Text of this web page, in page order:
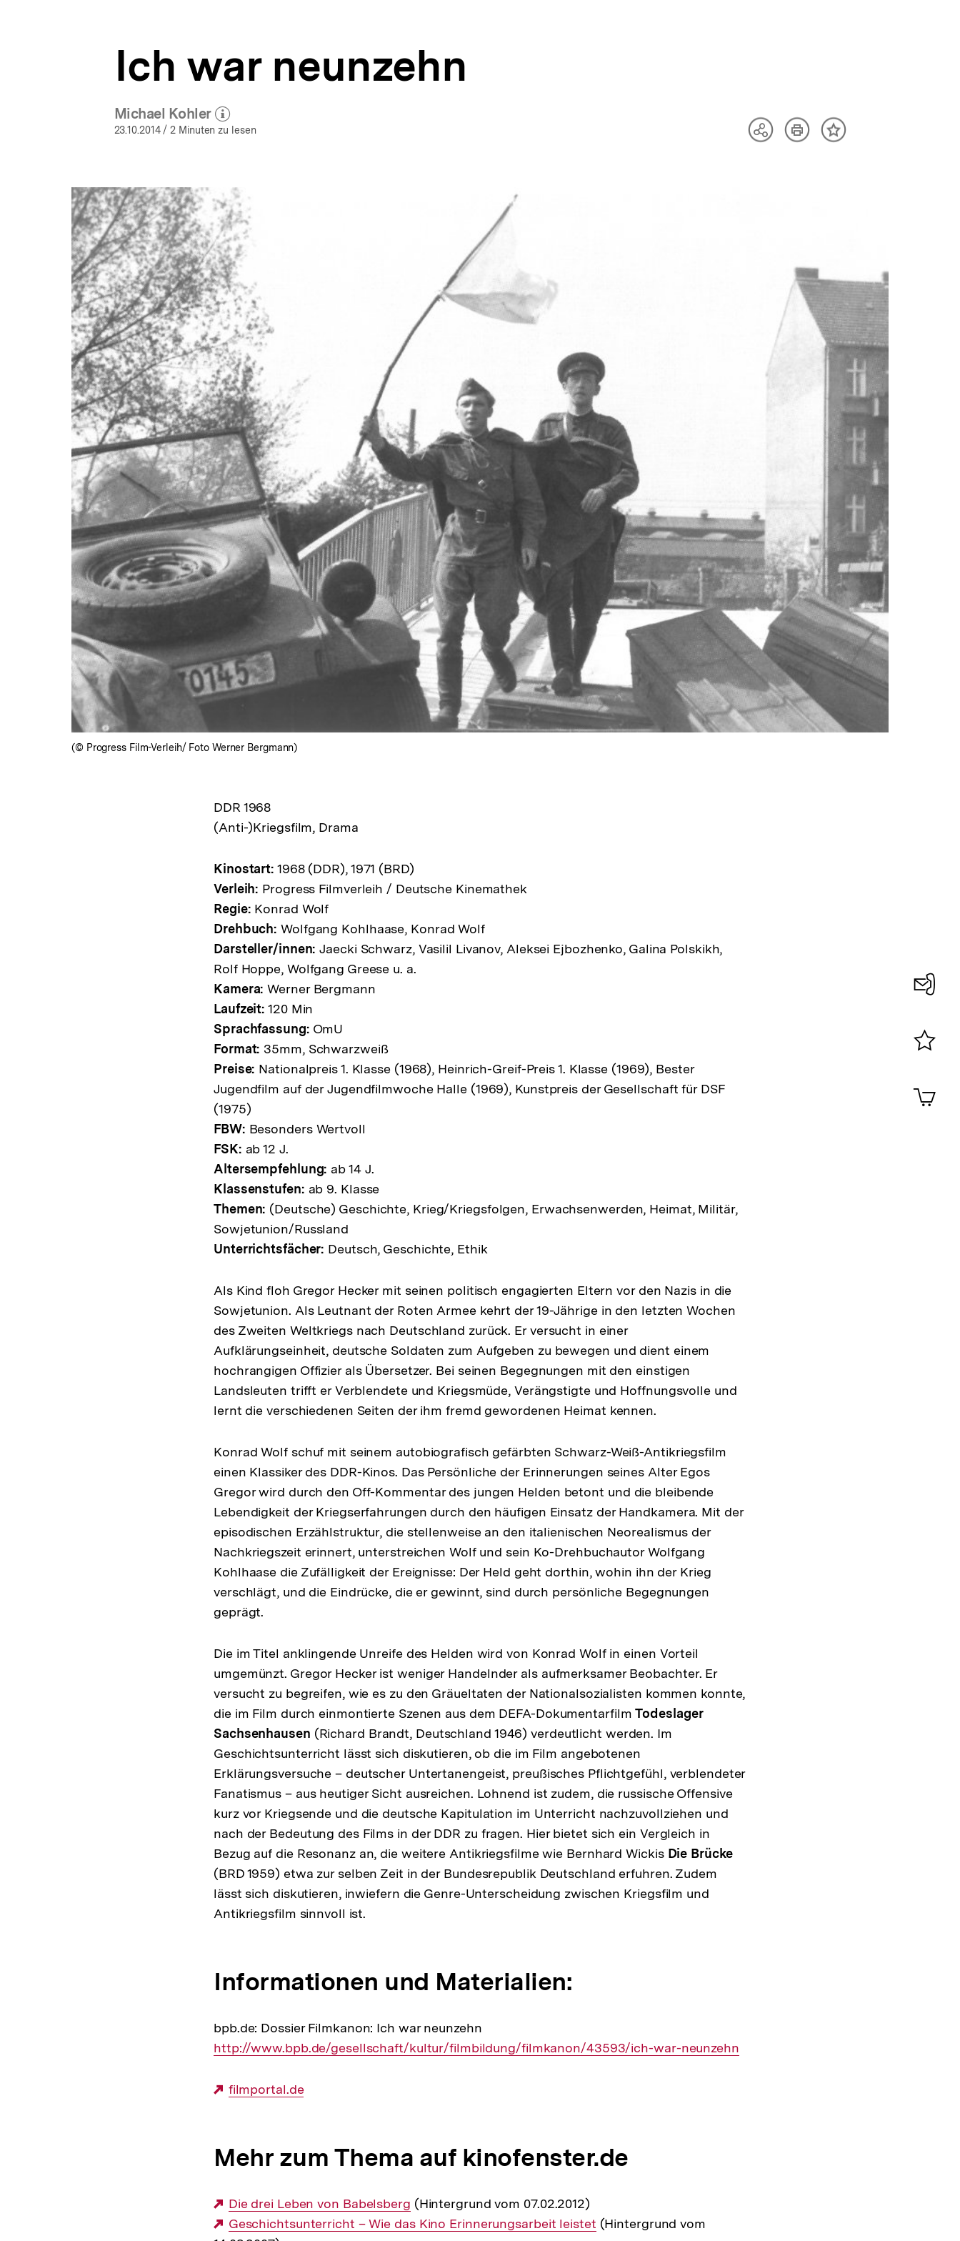
Ich war neunzehn
Michael Kohler
(Mehr zum Autor)
öffnen
23.10.2014/ 2 Minuten zu lesen
TeilenArtikelInhalt
(© Progress Film-Verleih/ Foto Werner Bergmann)
DDR 1968
(Anti-)Kriegsfilm, Drama
Kinostart: 1968 (DDR), 1971 (BRD)
Verleih: Progress Filmverleih / Deutsche Kinemathek
Regie: Konrad Wolf
Drehbuch: Wolfgang Kohlhaase, Konrad Wolf
Darsteller/innen: Jaecki Schwarz, Vasilil Livanov, Aleksei Ejbozhenko, Galina Polskikh,
Rolf Hoppe, Wolfgang Greese u. a.
Kamera: Werner Bergmann
Laufzeit: 120 Min
Sprachfassung: OmU
Format: 35mm, Schwarzweiß
Preise: Nationalpreis 1. Klasse (1968), Heinrich-Greif-Preis 1. Klasse (1969), Bester
Jugendfilm auf der Jugendfilmwoche Halle (1969), Kunstpreis der Gesellschaft für DSF
(1975)
FBW: Besonders Wertvoll
FSK: ab 12 J.
Altersempfehlung: ab 14 J.
Klassenstufen: ab 9. Klasse
Themen: (Deutsche) Geschichte, Krieg/Kriegsfolgen, Erwachsenwerden, Heimat, Militär,
Sowjetunion/Russland
Unterrichtsfächer: Deutsch, Geschichte, Ethik
Als Kind floh Gregor Hecker mit seinen politisch engagierten Eltern vor den Nazis in die
Sowjetunion. Als Leutnant der Roten Armee kehrt der 19-Jährige in den letzten Wochen
des Zweiten Weltkriegs nach Deutschland zurück. Er versucht in einer
Aufklärungseinheit, deutsche Soldaten zum Aufgeben zu bewegen und dient einem
hochrangigen Offizier als Übersetzer. Bei seinen Begegnungen mit den einstigen
Landsleuten trifft er Verblendete und Kriegsmüde, Verängstigte und Hoffnungsvolle und
lernt die verschiedenen Seiten der ihm fremd gewordenen Heimat kennen.
Konrad Wolf schuf mit seinem autobiografisch gefärbten Schwarz-Weiß-Antikriegsfilm
einen Klassiker des DDR-Kinos. Das Persönliche der Erinnerungen seines Alter Egos
Gregor wird durch den Off-Kommentar des jungen Helden betont und die bleibende
Lebendigkeit der Kriegserfahrungen durch den häufigen Einsatz der Handkamera. Mit der
episodischen Erzählstruktur, die stellenweise an den italienischen Neorealismus der
Nachkriegszeit erinnert, unterstreichen Wolf und sein Ko-Drehbuchautor Wolfgang
Kohlhaase die Zufälligkeit der Ereignisse: Der Held geht dorthin, wohin ihn der Krieg
verschlägt, und die Eindrücke, die er gewinnt, sind durch persönliche Begegnungen
geprägt.
Die im Titel anklingende Unreife des Helden wird von Konrad Wolf in einen Vorteil
umgemünzt. Gregor Hecker ist weniger Handelnder als aufmerksamer Beobachter. Er
versucht zu begreifen, wie es zu den Gräueltaten der Nationalsozialisten kommen konnte,
die im Film durch einmontierte Szenen aus dem DEFA-DokumentarfilmTodeslager
Sachsenhausen (Richard Brandt, Deutschland 1946) verdeutlicht werden. Im
Geschichtsunterricht lässt sich diskutieren, ob die im Film angebotenen
Erklärungsversuche – deutscher Untertanengeist, preußisches Pflichtgefühl, verblendeter
Fanatismus – aus heutiger Sicht ausreichen. Lohnend ist zudem, die russische Offensive
kurz vor Kriegsende und die deutsche Kapitulation im Unterricht nachzuvollziehen und
nach der Bedeutung des Films in der DDR zu fragen. Hier bietet sich ein Vergleich in
Bezug auf die Resonanz an, die weitere Antikriegsfilme wie Bernhard Wickis Die Brücke
(BRD 1959) etwa zur selben Zeit in der Bundesrepublik Deutschland erfuhren. Zudem
lässt sich diskutieren, inwiefern die Genre-Unterscheidung zwischen Kriegsfilm und
Antikriegsfilm sinnvoll ist.
Informationen und Materialien:
bpb.de: Dossier Filmkanon: Ich war neunzehn
Interner
http://www.bpb.de/gesellschaft/kultur/filmbildung/filmkanon/43593/ich-war-neunzehn
Externer
filmportal.de
Mehr zum Thema auf kinofenster.de
Externer
Link:
Die drei Leben von Babelsberg (Hintergrund vom 07.02.2012)
Externer
Geschichtsunterricht – Wie das Kino Erinnerungsarbeit leistet (Hintergrund vom